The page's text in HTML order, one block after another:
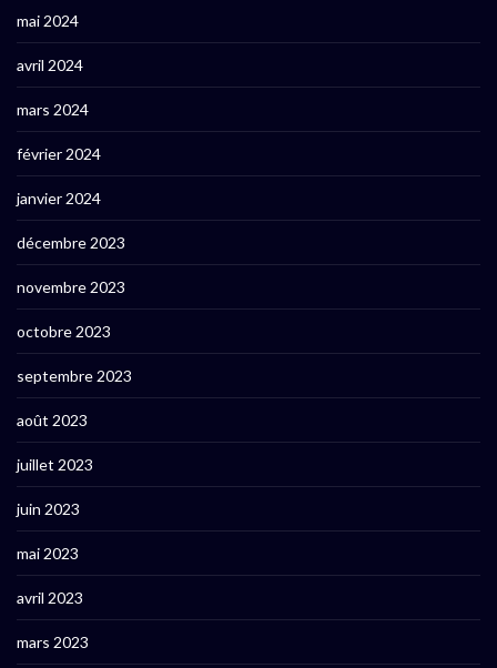
mai 2024
avril 2024
mars 2024
février 2024
janvier 2024
décembre 2023
novembre 2023
octobre 2023
septembre 2023
août 2023
juillet 2023
juin 2023
mai 2023
avril 2023
mars 2023